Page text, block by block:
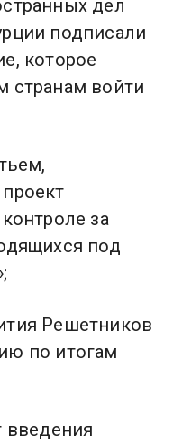
дел
подписали
которое
странам войти
за
под
Решетников
по итогам
введения